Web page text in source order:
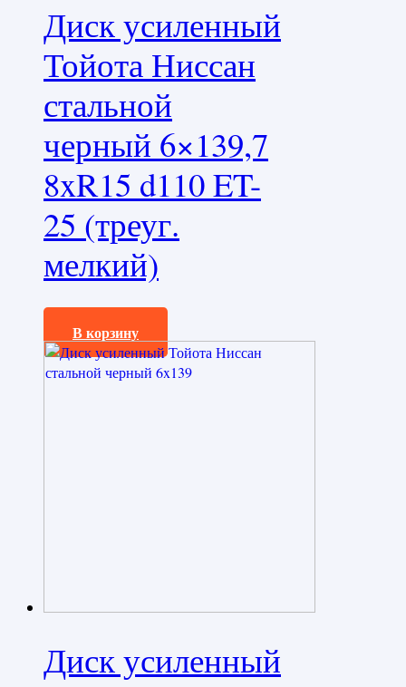
Диск усиленный
Тойота Ниссан
стальной
черный 6×139,7
8xR15 d110 ET-
25 (треуг.
мелкий)
5400,0₽
В корзину
Диск усиленный